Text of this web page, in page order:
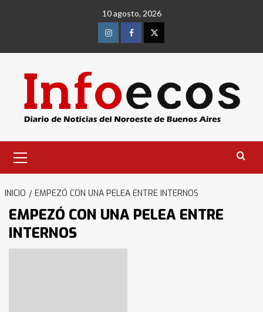
10 agosto, 2026
InstagramFacebookTwitter
primario
INICIO EMPEZÓ CON UNA PELEA ENTRE INTERNOS
EMPEZÓ CON UNA PELEA ENTRE
INTERNOS